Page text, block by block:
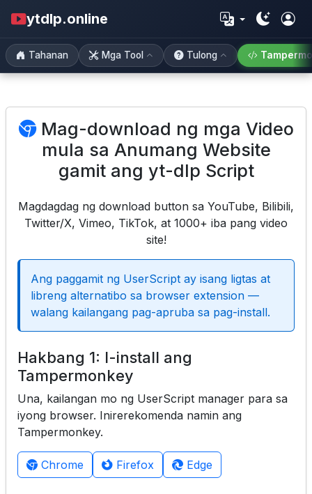
ytdlp.online
Tahanan Mga Tool Tulong
Mag-download ng mga Video
mula sa Anumang Website
gamit ang yt-dlp Script
Magdagdag ng download button sa YouTube, Bilibili,
Twitter/X, Vimeo, TikTok, at 1000+ iba pang video
site!
Ang paggamit ng UserScript ay isang ligtas at
libreng alternatibo sa browser extension —
walang kailangang pag-apruba sa pag-install.
Hakbang 1: I-install ang
Tampermonkey
Una, kailangan mo ng UserScript manager para sa
iyong browser. Inirerekomenda namin ang
Tampermonkey.
Chrome Firefox Edge